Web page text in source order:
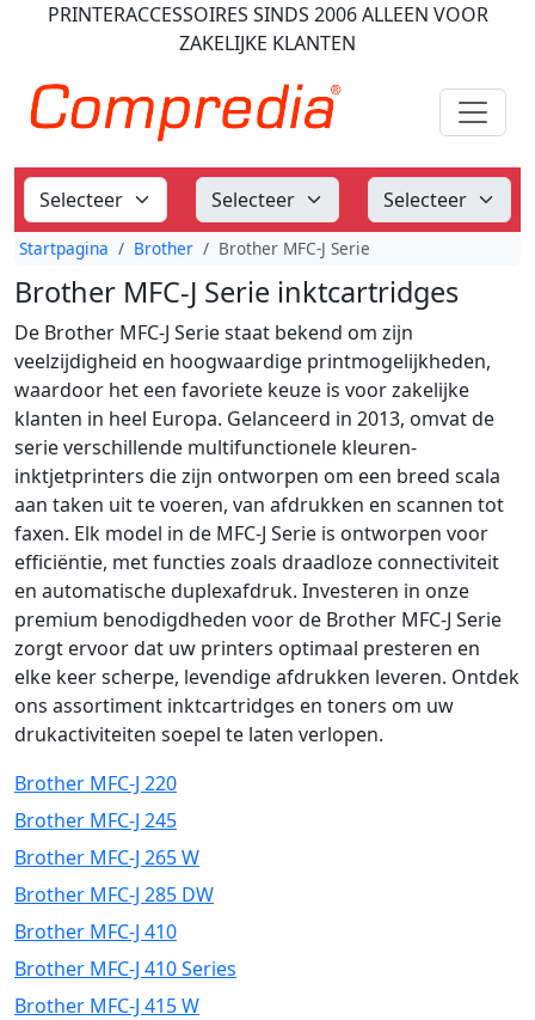
PRINTERACCESSOIRES SINDS 2006ALLEEN VOOR
ZAKELIJKE KLANTEN
Startpagina Brother Brother MFC-J Serie
Brother MFC-J Serie inktcartridges
De Brother MFC-J Serie staat bekend om zijn
veelzijdigheid en hoogwaardige printmogelijkheden,
waardoor het een favoriete keuze is voor zakelijke
klanten in heel Europa. Gelanceerd in 2013, omvat de
serie verschillende multifunctionele kleuren-
inktjetprinters die zijn ontworpen om een breed scala
aan taken uit te voeren, van afdrukken en scannen tot
faxen. Elk model in de MFC-J Serie is ontworpen voor
efficiëntie, met functies zoals draadloze connectiviteit
en automatische duplexafdruk. Investeren in onze
premium benodigdheden voor de Brother MFC-J Serie
zorgt ervoor dat uw printers optimaal presteren en
elke keer scherpe, levendige afdrukken leveren. Ontdek
ons assortiment inktcartridges en toners om uw
drukactiviteiten soepel te laten verlopen.
Brother MFC-J 220
Brother MFC-J 245
Brother MFC-J 265 W
Brother MFC-J 285 DW
Brother MFC-J 410
Brother MFC-J 410 Series
Brother MFC-J 415 W